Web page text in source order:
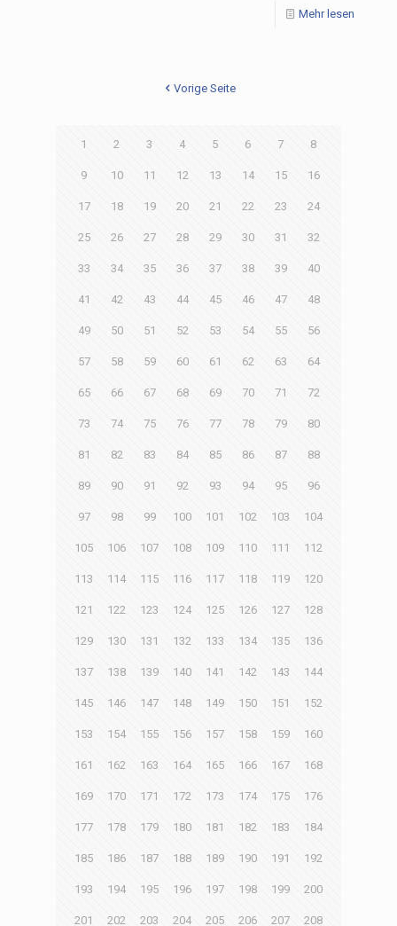
Mehr lesen
Vorige Seite
1 2 3 4 5 6 7 8
9 10 11 12 13 14 15 16
17 18 19 20 21 22 23 24
25 26 27 28 29 30 31 32
33 34 35 36 37 38 39 40
41 42 43 44 45 46 47 48
49 50 51 52 53 54 55 56
57 58 59 60 61 62 63 64
65 66 67 68 69 70 71 72
73 74 75 76 77 78 79 80
81 82 83 84 85 86 87 88
89 90 91 92 93 94 95 96
97 98 99 100 101 102 103 104
105 106 107 108 109 110 111 112
113 114 115 116 117 118 119 120
121 122 123 124 125 126 127 128
129 130 131 132 133 134 135 136
137 138 139 140 141 142 143 144
145 146 147 148 149 150 151 152
153 154 155 156 157 158 159 160
161 162 163 164 165 166 167 168
169 170 171 172 173 174 175 176
177 178 179 180 181 182 183 184
185 186 187 188 189 190 191 192
193 194 195 196 197 198 199 200
201 202 203 204 205 206 207 208